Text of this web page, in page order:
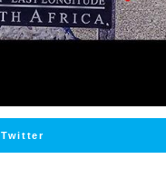
Twitter